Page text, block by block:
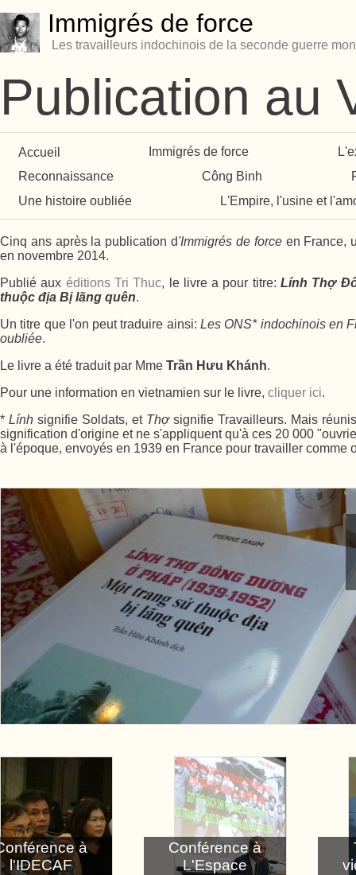
Immigrés de force
Les travailleurs indochinois de la seconde guerre
Publication au
Accueil Immigrés de force
Reconnaissance
Công Binh
Une histoire oubliée
L'Empire, l'usine et
Cinq ans après la publication d'Immigrés de forceen France,
en novembre 2014.
Publié aux éditions Tri Thuc, le livre a pour titre:Lính Thợ
thuộc địa Bị lãng quên.
Un titre que l'on peut traduire ainsi:Les ONS* indochinois en
oubliée.
Le livre a été traduit par Mme Trần Hưu Khánh.
Pour une information en vietnamien sur le livre, cliquer ici.
* Lính signifie Soldats, et Thợ signifie Travailleurs. Mais
signification d'origine et ne s'appliquent qu'à ces 20 000
à l'époque, envoyés en 1939 en France pour travailler comme
à
l'IDECAF
Conférence à
L'Espace